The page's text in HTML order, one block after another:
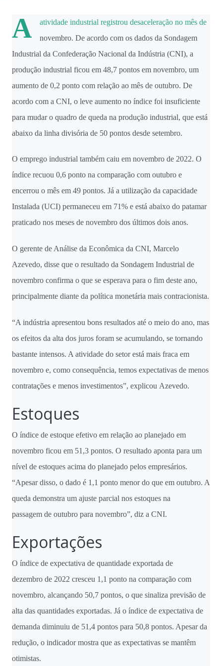
A atividade industrial registrou desaceleração no mês de
novembro. De acordo com os dados da Sondagem
Industrial da Confederação Nacional da Indústria (CNI), a
produção industrial ficou em 48,7 pontos em novembro, um
aumento de 0,2 ponto com relação ao mês de outubro. De
acordo com a CNI, o leve aumento no índice foi insuficiente
para mudar o quadro de queda na produção industrial, que está
abaixo da linha divisória de 50 pontos desde setembro.
O emprego industrial também caiu em novembro de 2022. O
índice recuou 0,6 ponto na comparação com outubro e
encerrou o mês em 49 pontos. Já a utilização da capacidade
Instalada (UCI) permaneceu em 71% e está abaixo do patamar
praticado nos meses de novembro dos últimos dois anos.
O gerente de Análise da Econômica da CNI, Marcelo
Azevedo, disse que o resultado da Sondagem Industrial de
novembro confirma o que se esperava para o fim deste ano,
principalmente diante da política monetária mais contracionista.
“A indústria apresentou bons resultados até o meio do ano, mas
os efeitos da alta dos juros foram se acumulando, se tornando
bastante intensos. A atividade do setor está mais fraca em
novembro e, como consequência, temos expectativas de menos
contratações e menos investimentos”, explicou Azevedo.
Estoques
O índice de estoque efetivo em relação ao planejado em
novembro ficou em 51,3 pontos. O resultado aponta para um
nível de estoques acima do planejado pelos empresários.
“Apesar disso, o dado é 1,1 ponto menor do que em outubro. A
queda demonstra um ajuste parcial nos estoques na
passagem de outubro para novembro”, diz a CNI.
Exportações
O índice de expectativa de quantidade exportada de
dezembro de 2022 cresceu 1,1 ponto na comparação com
novembro, alcançando 50,7 pontos, o que sinaliza previsão de
alta das quantidades exportadas. Já o índice de expectativa de
demanda diminuiu de 51,4 pontos para 50,8 pontos. Apesar da
redução, o indicador mostra que as expectativas se mantêm
otimistas.